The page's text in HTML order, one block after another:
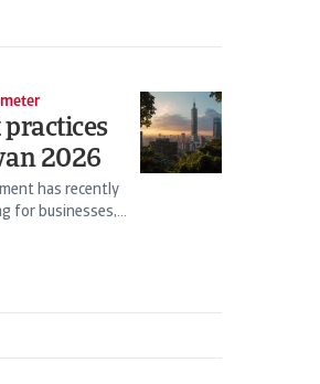
2026
has recently
for businesses,
of cash flow and...